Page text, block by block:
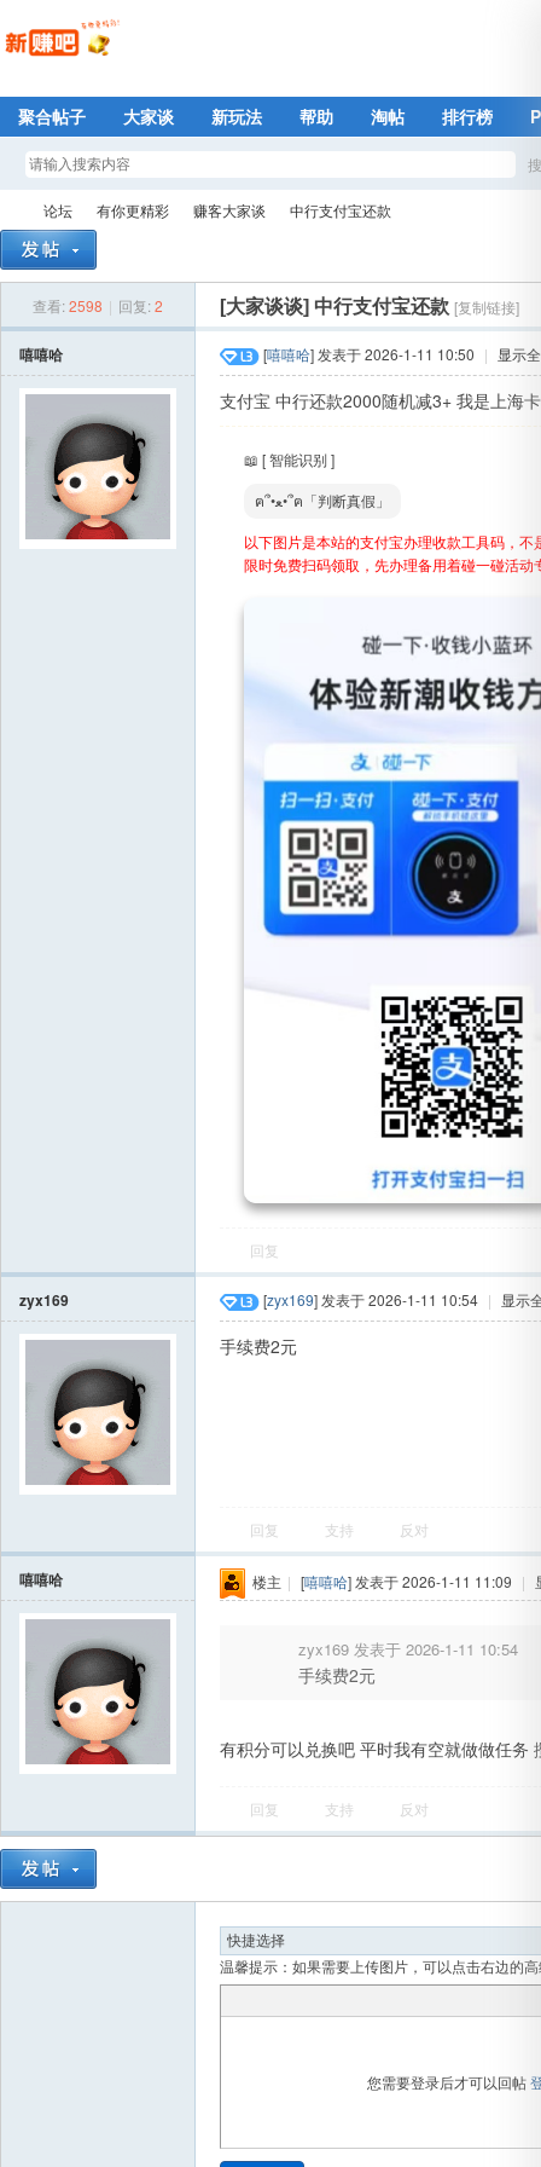
聚合帖子 大家谈 新玩法 帮助 淘帖 排行榜
论坛
›
有你更精彩 赚客大家谈
›
中行支付宝还款
查看:2598 | 回复:2 [大家谈谈] 中行支付宝还款 [复制链接]
嘻嘻哈 [嘻嘻哈] 发表于 2026-1-11 10:50 | 显示
支付宝 中行还款2000随机减3+ 我是上海
📖 [ 智能识别 ]
ฅ՞•ﻌ•՞ฅ「判断真假」
以下图片是本站的支付宝办理收款工具码，
限时免费扫码领取，先办理备用着碰一碰活动
回复
zyx169 [zyx169] 发表于 2026-1-11 10:54 | 显示
手续费2元
回复 支持 反对
嘻嘻哈 楼主 | [嘻嘻哈] 发表于 2026-1-11 11:09 |
zyx169 发表于 2026-1-11 10:54
手续费2元
有积分可以兑换吧 平时我有空就做做任务
回复 支持 反对
温馨提示：如果需要上传图片，可以点击右边的
您需要登录后才可以回帖